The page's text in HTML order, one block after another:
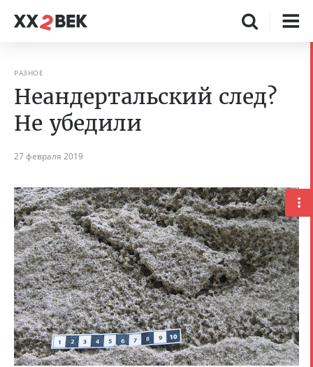
РАЗНОЕ
Неандертальский след?
Не убедили
27 февраля 2019